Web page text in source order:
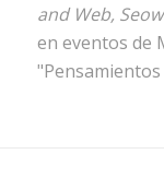
and Web,
en eventos de